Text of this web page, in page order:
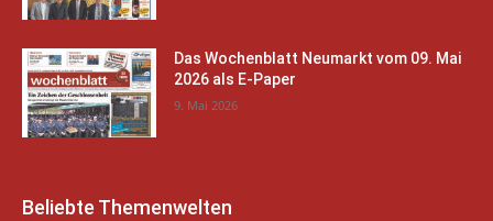
Das Wochenblatt Neumarkt vom 09. Mai
2026 als E-Paper
9. Mai 2026
Beliebte Themenwelten